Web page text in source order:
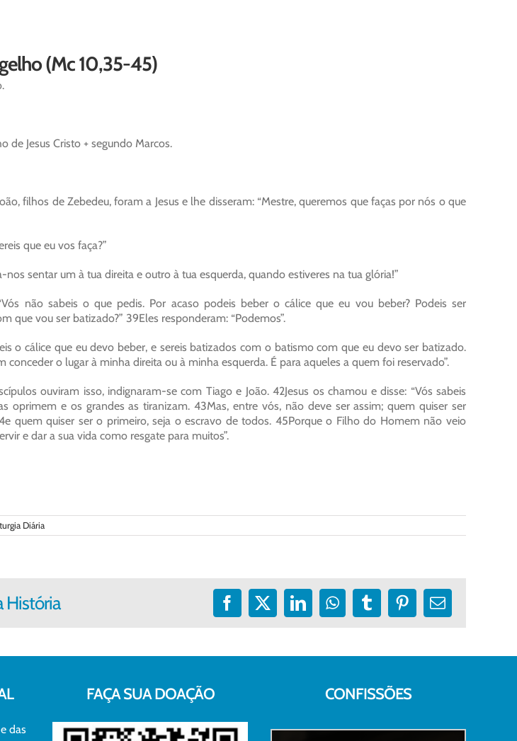
(Mc 10,35-45)
de Jesus Cristo + segundo Marcos.
filhos de Zebedeu, foram a Jesus e lhe disseram: “Mestre, queremos que faças por nós o que
que eu vos faça?”
nos sentar um à tua direita e outro à tua esquerda, quando estiveres na tua glória!”
não sabeis o que pedis. Por acaso podeis beber o cálice que eu vou beber? Podeis ser
que vou ser batizado?” 39Eles responderam: “Podemos”.
o cálice que eu devo beber, e sereis batizados com o batismo com que eu devo ser batizado.
o lugar à minha direita ou à minha esquerda. É para aqueles a quem foi reservado”.
ouviram isso, indignaram-se com Tiago e João. 42Jesus os chamou e disse: “Vós sabeis
oprimem e os grandes as tiranizam. 43Mas, entre vós, não deve ser assim; quem quiser ser
quem quiser ser o primeiro, seja o escravo de todos. 45Porque o Filho do Homem não veio
e dar a sua vida como resgate para muitos”.
Diária
História Facebook
X LinkedInWhatsApp
TumblrPinterest
E-
das
FAÇA SUA DOAÇÃO CONFISSÕES